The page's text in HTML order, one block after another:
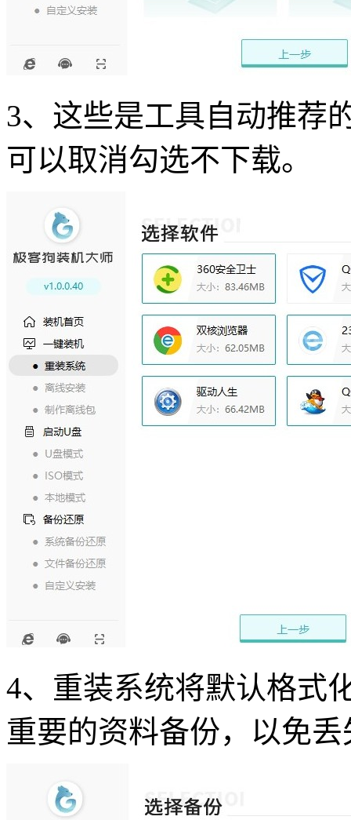
3、这些是工具自动推荐
可以取消勾选不下载。
4、重装系统将默认格式
重要的资料备份，以免丢